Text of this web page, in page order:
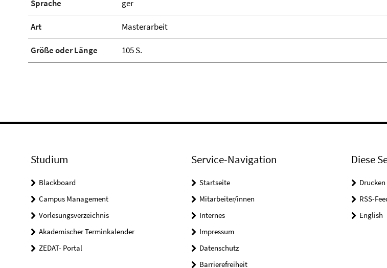
Sprache ger
Art Masterarbeit
Größe oder Länge 105 S.
Studium
Blackboard
Campus Management
Vorlesungsverzeichnis
Akademischer Terminkalender
ZEDAT- Portal
Service-Navigation
Startseite
Mitarbeiter/innen
Internes
Impressum
Datenschutz
Barrierefreiheit
Diese
Drucken
RSS-
English